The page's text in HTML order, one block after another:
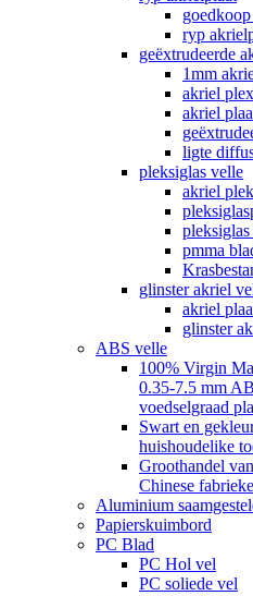
ryp
geëxtrudeerde
1mm
akriel
akriel
ligte
pleksiglas velle
akriel
pmma
glinster akriel
akriel
glinster
ABS velle
100% Virgin
0.35-7.5 mm
voedselgraad
Swart en
huishoudelike
Groothandel
Chinese fabrieke
Aluminium
Papierskuimbord
PC Blad
PC Hol vel
PC soliede vel